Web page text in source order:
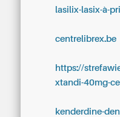
lasilix-lasix-à-
centrelibrex.be
https://
xtandi-40mg-
kenderdine-